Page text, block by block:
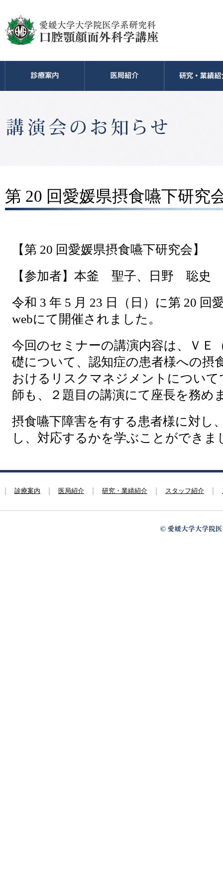
第 20 回愛媛県摂食嚥下研究
【第 20 回愛媛県摂食嚥下研究会】
【参加者】本釜 聖子、日野 聡史
令和 3 年 5 月 23 日（日）に第 20 回
webにて開催されました。
今回のセミナーの講演内容は、ＶＥ
礎について、認知症の患者様への摂
おけるリスクマネジメントについ
師も、２題目の講演にて座長を務め
摂食嚥下障害を有する患者様に対し
し、対応するかを学ぶことができま
診療案内 医局紹介 研究・業績紹介 スタッフ紹介